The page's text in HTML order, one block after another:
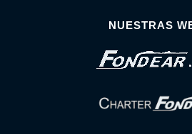
NUESTRAS